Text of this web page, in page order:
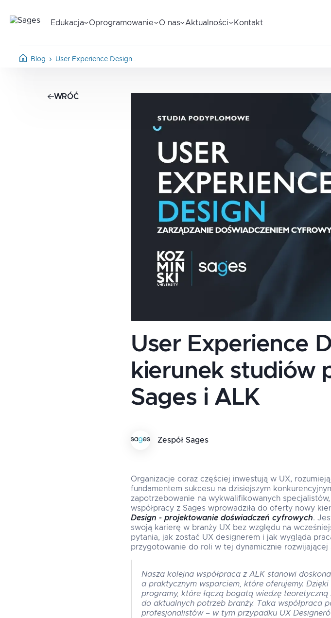
Edukacja Oprogramowanie O nas Aktualności Kontakt
Blog User Experience Design…
WRÓĆ
User Experience
kierunek studiów
Sages i ALK
Zespół Sages
Organizacje coraz częściej inwestują w UX,
fundamentem sukcesu na dzisiejszym
zapotrzebowanie na wykwalifikowanych
współpracy z Sages wprowadziła do oferty nowy
Design - projektowanie doświadczeń cyfrowych.
swoją karierę w branży UX bez względu na
pytania, jak zostać UX designerem i jak wygląda
przygotowanie do roli w tej dynamicznie rozwijającej
Nasza kolejna współpraca z ALK stanowi
a praktycznym wsparciem, które oferujemy.
programy, które łączą bogatą wiedzę
do aktualnych potrzeb branży. Taka współpraca
profesjonalistów – w tym przypadku UX